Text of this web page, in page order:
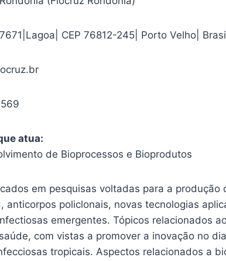
CEP 76812-245| Porto Velho|
atua:
de Bioprocessos e Bioprodutos
em pesquisas voltadas para a produção
anticorpos policlonais, novas tecnologias
emergentes. Tópicos relacionados
com vistas a promover a inovação no
tropicais. Aspectos relacionados a